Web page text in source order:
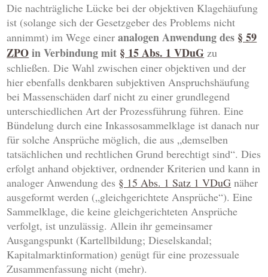
Die nachträgliche Lücke bei der objektiven Klagehäufung
ist (solange sich der Gesetzgeber des Problems nicht
annimmt) im Wege eineranalogen Anwendung des § 59
ZPOin Verbindung mit § 15 Abs. 1 VDuG zu
schließen. Die Wahl zwischen einer objektiven und der
hier ebenfalls denkbaren subjektiven Anspruchshäufung
bei Massenschäden darf nicht zu einer grundlegend
unterschiedlichen Art der Prozessführung führen. Eine
Bündelung durch eine Inkassosammelklage ist danach nur
für solche Ansprüche möglich, die aus „demselben
tatsächlichen und rechtlichen Grund berechtigt sind“. Dies
erfolgt anhand objektiver, ordnender Kriterien und kann in
analoger Anwendung des § 15 Abs. 1 Satz 1 VDuG näher
ausgeformt werden („gleichgerichtete Ansprüche“). Eine
Sammelklage, die keine gleichgerichteten Ansprüche
verfolgt, ist unzulässig. Allein ihr gemeinsamer
Ausgangspunkt (Kartellbildung; Dieselskandal;
Kapitalmarktinformation) genügt für eine prozessuale
Zusammenfassung nicht (mehr).